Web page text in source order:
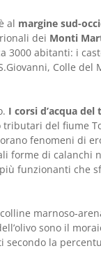
al margine sud-
dei Monti
3000 abitanti: i
Colle del
I corsi d’acqua
tributari del fiume
fenomeni di
forme di calanchi
funzionanti che
marnoso-
sono il
secondo la